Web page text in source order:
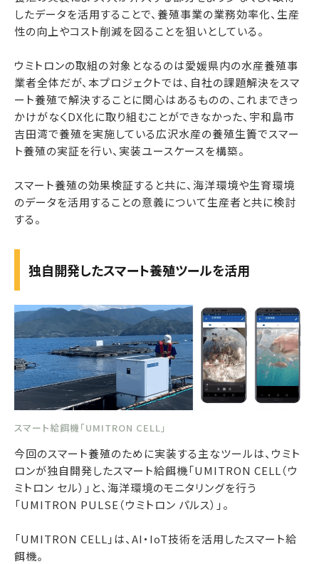
したデータを活用することで、養殖事業の業務効率化、生産
性の向上やコスト削減を図ることを狙いとしている。
ウミトロンの取組の対象となるのは愛媛県内の水産養殖事
業者全体だが、本プロジェクトでは、自社の課題解決をスマ
ート養殖で解決することに関心はあるものの、これまできっ
かけがなくDX化に取り組むことができなかった、宇和島市
吉田湾で養殖を実施している広沢水産の養殖生簀でスマー
ト養殖の実証を行い、実装ユースケースを構築。
スマート養殖の効果検証すると共に、海洋環境や生育環境
のデータを活用することの意義について生産者と共に検討
する。
独自開発したスマート養殖ツールを活用
スマート給餌機「UMITRON CELL」
今回のスマート養殖のために実装する主なツールは、ウミト
ロンが独自開発したスマート給餌機「UMITRON CELL（ウ
ミトロン セル）」と、海洋環境のモニタリングを行う
「UMITRON PULSE（ウミトロン パルス）」。
「UMITRON CELL」は、AI・IoT技術を活用したスマート給
餌機。